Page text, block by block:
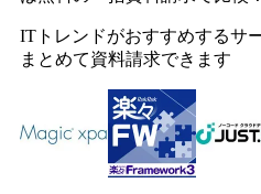
ITトレンドがおすすめするサ
まとめて資料請求できます